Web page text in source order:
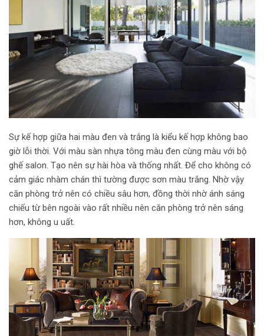
Sự kế hợp giữa hai màu đen và trắng là kiểu kế hợp không bao
giờ lỗi thời. Với màu sàn nhựa tông màu đen cùng màu với bộ
ghế salon. Tạo nên sự hài hòa và thống nhất. Để cho không có
cảm giác nhàm chán thì tường được sơn màu trắng. Nhờ vậy
căn phòng trở nên có chiều sâu hơn, đồng thời nhờ ánh sáng
chiếu từ bên ngoài vào rất nhiều nên căn phòng trở nên sáng
hơn, không u uất.